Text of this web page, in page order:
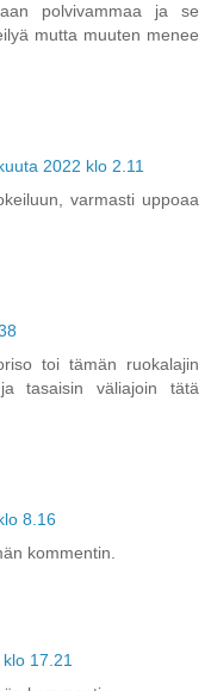
polvivammaa ja se
mutta muuten menee
2022 klo 2.11
varmasti uppoaa
toi tämän ruokalajin
tasaisin väliajoin tätä
8.16
kommentin.
17.21